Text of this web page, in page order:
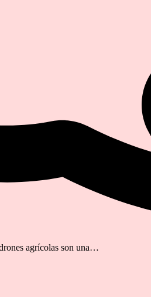
agrícolas son una…